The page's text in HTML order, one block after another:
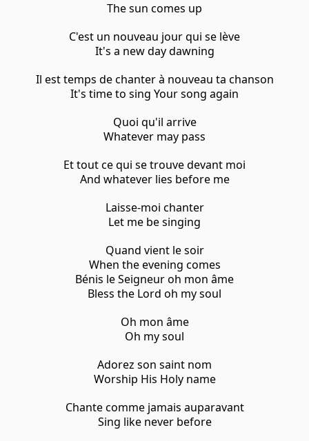
The sun comes up
C'est un nouveau jour qui se lève
It's a new day dawning
Il est temps de chanter à nouveau ta chanson
It's time to sing Your song again
Quoi qu'il arrive
Whatever may pass
Et tout ce qui se trouve devant moi
And whatever lies before me
Laisse-moi chanter
Let me be singing
Quand vient le soir
When the evening comes
Bénis le Seigneur oh mon âme
Bless the Lord oh my soul
Oh mon âme
Oh my soul
Adorez son saint nom
Worship His Holy name
Chante comme jamais auparavant
Sing like never before